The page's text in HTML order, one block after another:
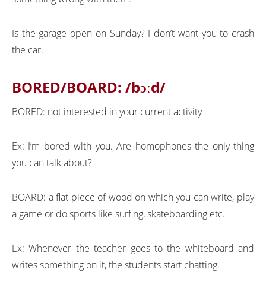
Is the garage open on Sunday? I don’t want you to crash
the car.
BORED/BOARD: /bɔːd/
BORED: not interested in your current activity
Ex: I’m bored with you. Are homophones the only thing
you can talk about?
BOARD: a flat piece of wood on which you can write, play
a game or do sports like surfing, skateboarding etc.
Ex: Whenever the teacher goes to the whiteboard and
writes something on it, the students start chatting.